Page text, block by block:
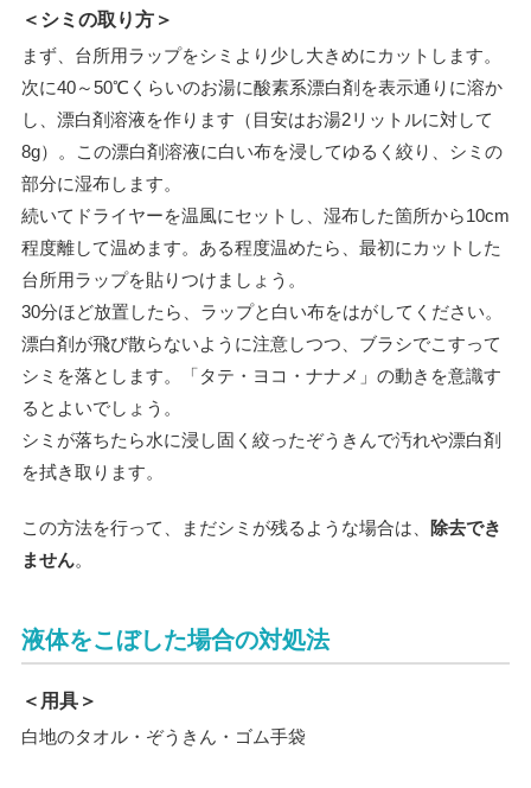
＜シミの取り方＞
まず、台所用ラップをシミより少し大きめにカットします。
次に40～50℃くらいのお湯に酸素系漂白剤を表示通りに溶か
し、漂白剤溶液を作ります（目安はお湯2リットルに対して
8g）。この漂白剤溶液に白い布を浸してゆるく絞り、シミの
部分に湿布します。
続いてドライヤーを温風にセットし、湿布した箇所から10cm
程度離して温めます。ある程度温めたら、最初にカットした
台所用ラップを貼りつけましょう。
30分ほど放置したら、ラップと白い布をはがしてください。
漂白剤が飛び散らないように注意しつつ、ブラシでこすって
シミを落とします。「タテ・ヨコ・ナナメ」の動きを意識す
るとよいでしょう。
シミが落ちたら水に浸し固く絞ったぞうきんで汚れや漂白剤
を拭き取ります。
この方法を行って、まだシミが残るような場合は、
除去でき
ません。
液体をこぼした場合の対処法
＜用具＞
白地のタオル・ぞうきん・ゴム手袋